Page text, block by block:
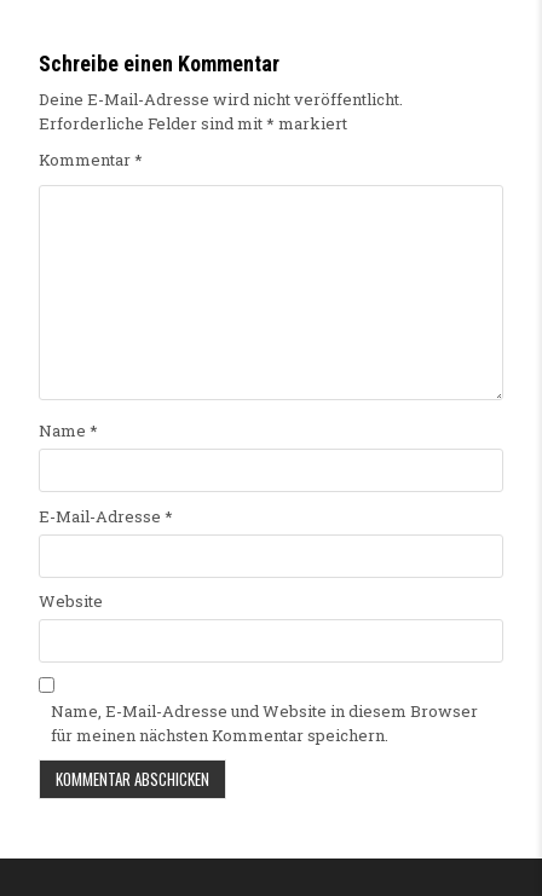
Schreibe einen Kommentar
Deine E-Mail-Adresse wird nicht veröffentlicht.
Erforderliche Felder sind mit* markiert
Kommentar*
Name *
E-Mail-Adresse *
Website
Name, E-Mail-Adresse und Website in diesem Browser
für meinen nächsten Kommentar speichern.